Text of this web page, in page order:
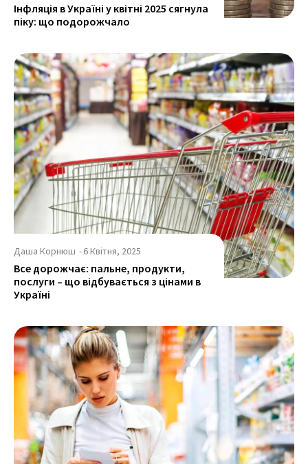
Інфляція в Україні у квітні 2025 сягнула
піку: що подорожчало
Даша Корнюш -6 Квітня, 2025
Все дорожчає: пальне, продукти,
послуги – що відбувається з цінами в
Україні